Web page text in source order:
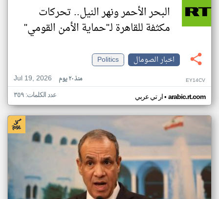
البحر الأحمر ونهر النيل.. تحركات
مكثفة للقاهرة لـ"حماية الأمن القومي"
اخبار الصومال
Politics
Jul 19, 2026
منذ ٢٠ يوم EY14CV
ار تي عربي• arabic.rt.com عدد الكلمات: ٣٥٩